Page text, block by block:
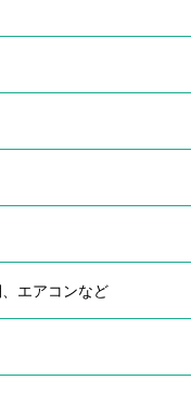
エアコンなど